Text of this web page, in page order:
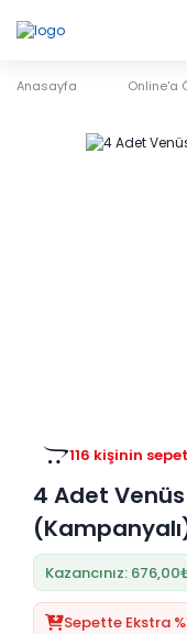
Anasayfa Online'a
116 kişinin
4 Adet
Kazancınız:
Sepette Ekstra